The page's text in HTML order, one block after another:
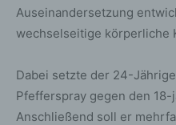
Auseinandersetzung
wechselseitige körperliche
Dabei setzte der 24-
Pfefferspray gegen den
Anschließend soll er